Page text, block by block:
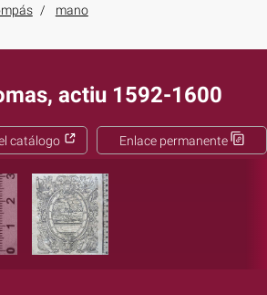
mano
actiu 1592-1600
Enlace permanente
catálogo